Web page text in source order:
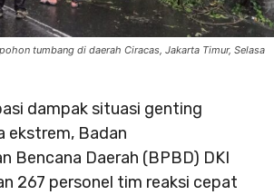
tumbang di daerah Ciracas, Jakarta Timur, Selasa
dampak situasi genting
ekstrem, Badan
Bencana Daerah (BPBD) DKI
267 personel tim reaksi cepat